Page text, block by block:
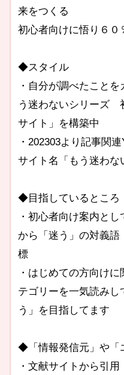
来をつくる
初心者向けに悟り６０
◆スタイル
・自分が調べたこと
う迷わないシリーズ
サイト」を構築中
・202303より記事関
サイト名「もう迷わな
◆目指しているところ
・初心者向け案内とし
から「迷う」の対義語
標
・はじめての方向け
テゴリーを一気読みし
う」を目指してます
◆「情報発信元」や「
・文献サイトから引用